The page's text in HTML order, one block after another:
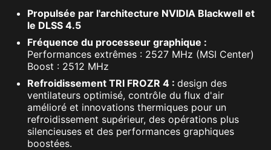
Propulsée par l'architecture NVIDIA Blackwell et
le DLSS 4.5
Fréquence du processeur graphique :
Performances extrêmes : 2527 MHz (MSI Center)
Boost : 2512 MHz
Refroidissement TRI FROZR 4 : design des
ventilateurs optimisé, contrôle du flux d'air
amélioré et innovations thermiques pour un
refroidissement supérieur, des opérations plus
silencieuses et des performances graphiques
boostées.